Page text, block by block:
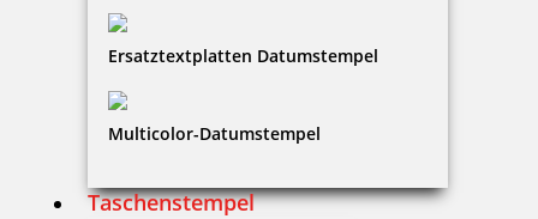
Ersatztextplatten Datumstempel
Multicolor-Datumstempel
Taschenstempel